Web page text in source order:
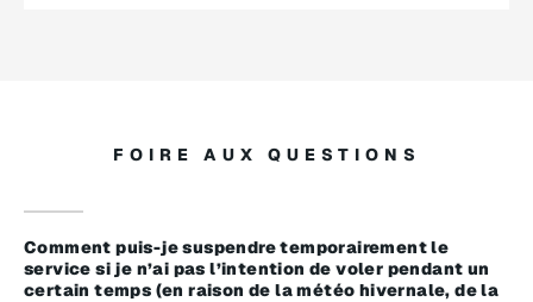
FOIRE AUX QUESTIONS
Comment puis-je suspendre temporairement le
service si je n’ai pas l’intention de voler pendant un
certain temps (en raison de la météo hivernale, de la